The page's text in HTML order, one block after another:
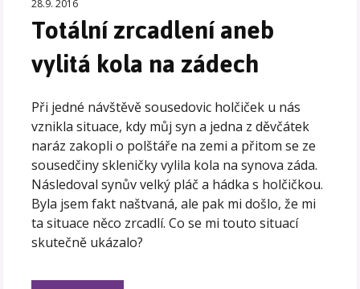
28.9. 2016
Totální zrcadlení aneb
vylitá kola na zádech
Při jedné návštěvě sousedovic holčiček u nás
vznikla situace, kdy můj syn a jedna z děvčátek
naráz zakopli o polštáře na zemi a přitom se ze
sousedčiny skleničky vylila kola na synova záda.
Následoval synův velký pláč a hádka s holčičkou.
Byla jsem fakt naštvaná, ale pak mi došlo, že mi
ta situace něco zrcadlí. Co se mi touto situací
skutečně ukázalo?